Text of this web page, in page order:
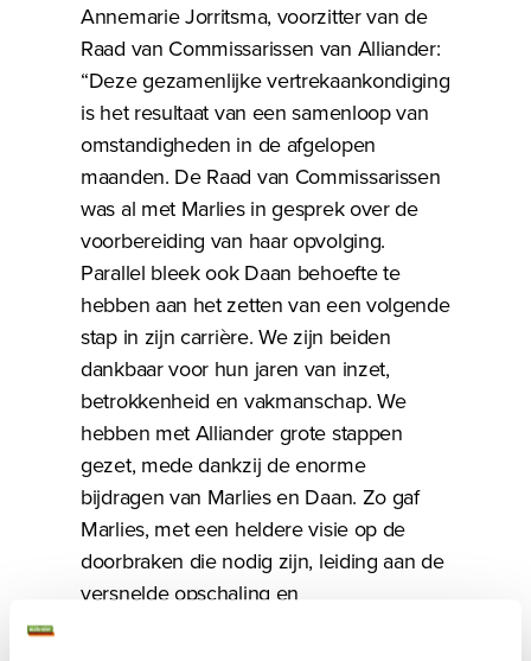
Annemarie Jorritsma, voorzitter van de
Raad van Commissarissen van Alliander:
“Deze gezamenlijke vertrekaankondiging
is het resultaat van een samenloop van
omstandigheden in de afgelopen
maanden. De Raad van Commissarissen
was al met Marlies in gesprek over de
voorbereiding van haar opvolging.
Parallel bleek ook Daan behoefte te
hebben aan het zetten van een volgende
stap in zijn carrière. We zijn beiden
dankbaar voor hun jaren van inzet,
betrokkenheid en vakmanschap. We
hebben met Alliander grote stappen
gezet, mede dankzij de enorme
bijdragen van Marlies en Daan. Zo gaf
Marlies, met een heldere visie op de
doorbraken die nodig zijn, leiding aan de
versnelde opschaling en